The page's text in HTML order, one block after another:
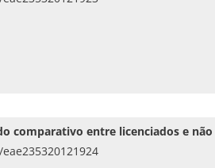
comparativo entre licenciados e